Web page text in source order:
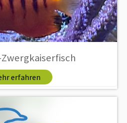
erfahren